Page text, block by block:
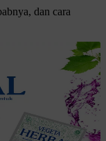
dan cara